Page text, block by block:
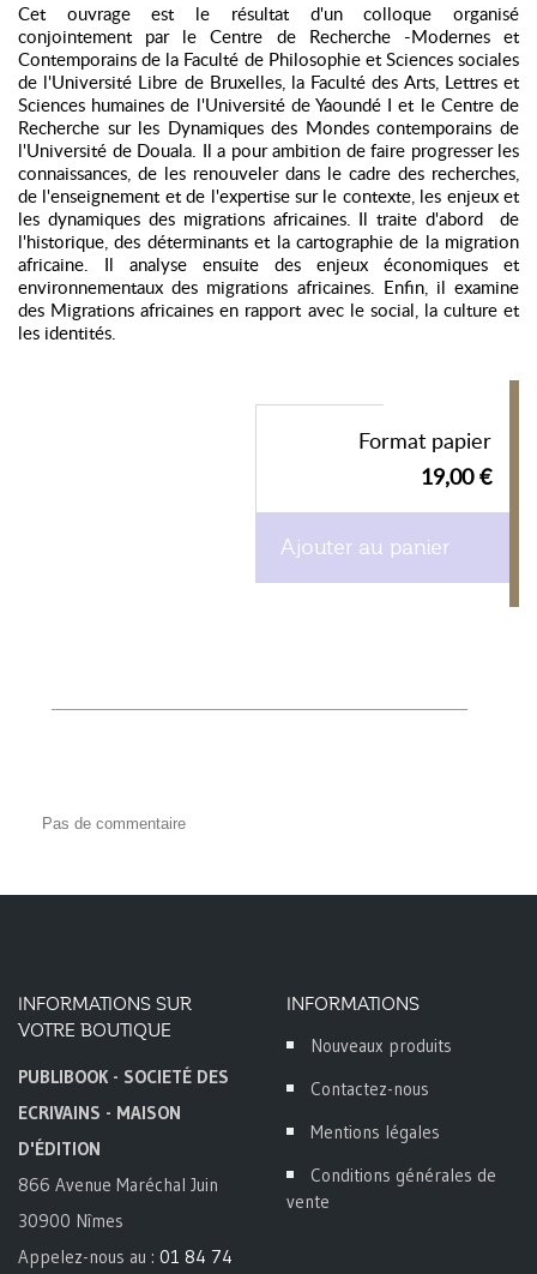
Cet ouvrage est le résultat d'un colloque organisé
conjointement par le Centre de Recherche -Modernes et
Contemporains de la Faculté de Philosophie et Sciences sociales
de l'Université Libre de Bruxelles, la Faculté des Arts, Lettres et
Sciences humaines de l'Université de Yaoundé I et le Centre de
Recherche sur les Dynamiques des Mondes contemporains de
l'Université de Douala. Il a pour ambition de faire progresser les
connaissances, de les renouveler dans le cadre des recherches,
de l'enseignement et de l'expertise sur le contexte, les enjeux et
les dynamiques des migrations africaines. Il traite d'abord de
l'historique, des déterminants et la cartographie de la migration
africaine. Il analyse ensuite des enjeux économiques et
environnementaux des migrations africaines. Enfin, il examine
des Migrations africaines en rapport avec le social, la culture et
les identités.
Format papier
19,00 €
Ajouter au panier
Pas de commentaire
INFORMATIONS SUR
VOTRE BOUTIQUE
PUBLIBOOK - SOCIETÉ DES
ECRIVAINS - MAISON
D'ÉDITION
866 Avenue Maréchal Juin
30900 Nîmes
Appelez-nous au : 01 84 74
INFORMATIONS
Nouveaux produits
Contactez-nous
Mentions légales
Conditions générales de
vente